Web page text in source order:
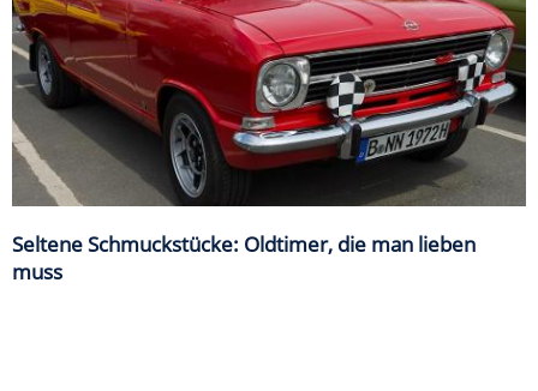
Seltene Schmuckstücke: Oldtimer, die man lieben
muss